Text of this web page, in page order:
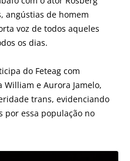
angústias de homem
voz de todos aqueles
os dias.
do Feteag com
William e Aurora Jamelo,
trans, evidenciando
por essa população no